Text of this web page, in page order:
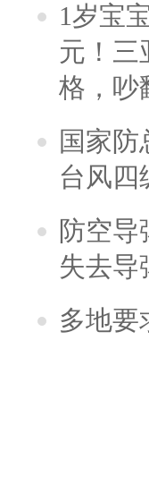
1岁宝
元！三
格，吵
国家
台风四
防空
失去导
多地要